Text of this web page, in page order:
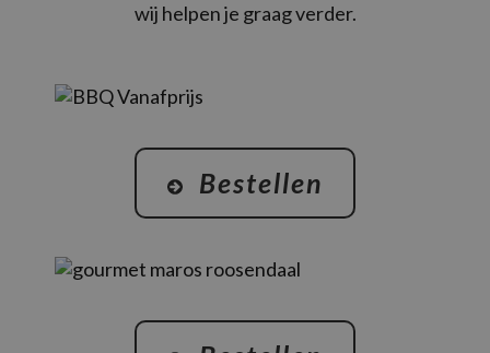
wij helpen je graag verder.
Bestellen